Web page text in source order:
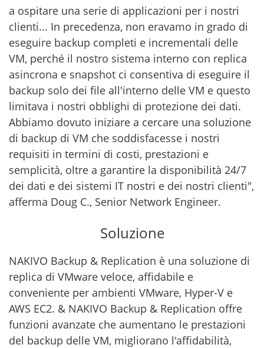
a ospitare una serie di applicazioni per i nostri
clienti... In precedenza, non eravamo in grado di
eseguire backup completi e incrementali delle
VM, perché il nostro sistema interno con replica
asincrona e snapshot ci consentiva di eseguire il
backup solo dei file all'interno delle VM e questo
limitava i nostri obblighi di protezione dei dati.
Abbiamo dovuto iniziare a cercare una soluzione
di backup di VM che soddisfacesse i nostri
requisiti in termini di costi, prestazioni e
semplicità, oltre a garantire la disponibilità 24/7
dei dati e dei sistemi IT nostri e dei nostri clienti",
afferma Doug C., Senior Network Engineer.
Soluzione
NAKIVO Backup & Replication è una soluzione di
replica di VMware veloce, affidabile e
conveniente per ambienti VMware, Hyper-V e
AWS EC2. & NAKIVO Backup & Replication offre
funzioni avanzate che aumentano le prestazioni
del backup delle VM, migliorano l'affidabilità,